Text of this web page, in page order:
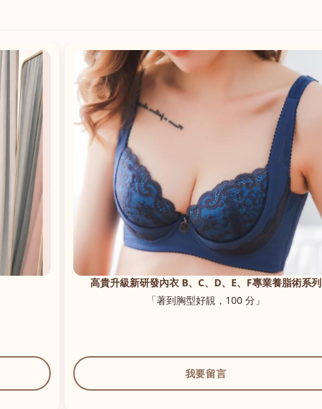
高貴升級新研發內衣 B、C、D、E、F專業養脂術系列
「著到胸型好靚，100 分」
我要留言